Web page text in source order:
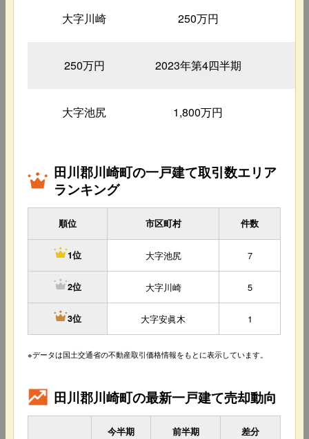
大字川崎 250万円
250万円 2023年第4四半期
大字池尻 1,800万円
田川郡川崎町の一戸建て取引数エリア
ランキング
順位 市区町村 件数
1位 大字池尻 7
2位 大字川崎 5
3位 大字安眞木 1
※データは国土交通省の不動産取引価格情報をもとに表示しています。
田川郡川崎町の最新一戸建て売却動向
今半期 前半期 差分